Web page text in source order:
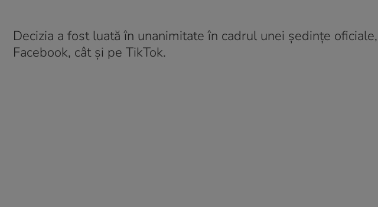
Decizia a fost luată în unanimitate în cadrul unei ședințe
Facebook, cât și pe TikTok.